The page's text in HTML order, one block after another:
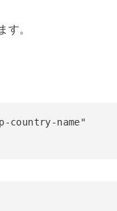
。
country-name"